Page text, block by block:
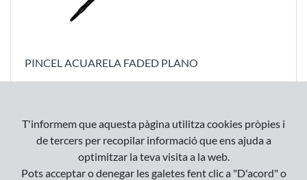
PINCEL ACUARELA FADED PLANO
T'informem que aquesta pàgina utilitza cookies pròpies i
de tercers per recopilar informació que ens ajuda a
optimitzar la teva visita a la web.
Pots acceptar o denegar les galetes fent clic a "D'acord" o